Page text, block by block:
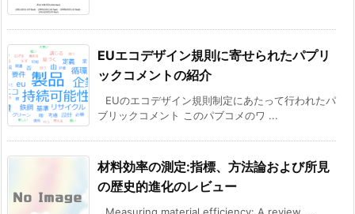
EUエコデザイン規則に寄せられたパプリ
ックコメントの紹介
EUのエコデザイン規則制定にあたって行われたパ
ブリックコメント このパブコメのワ ...
材料効率の測定:指標、方法論および所見
の歴史的進化のレビュー